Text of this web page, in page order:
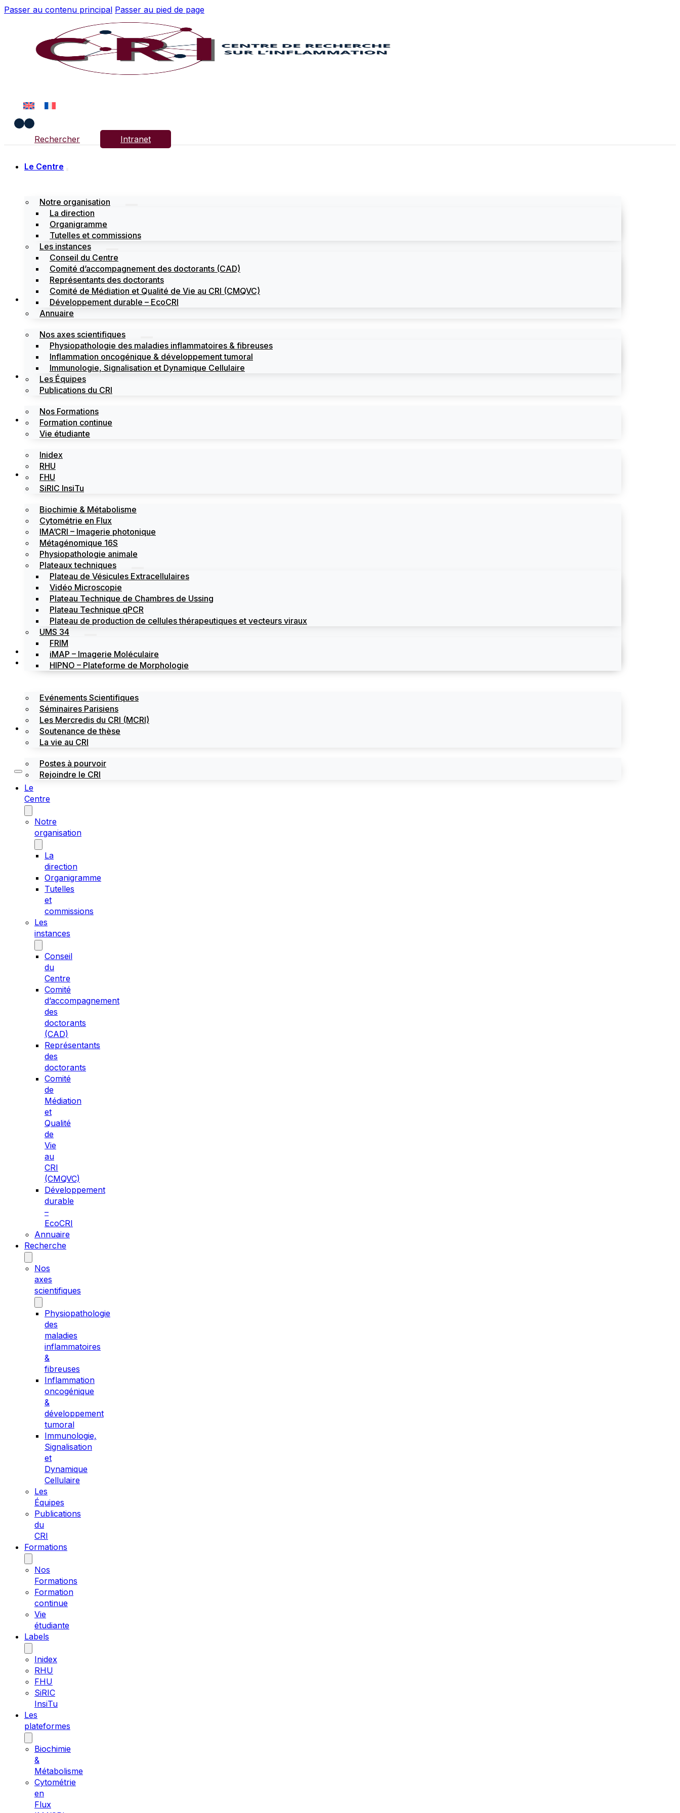
Passer au contenu principal Passer au pied de page
Rechercher Intranet
Le Centre
Notre organisation
La direction
Organigramme
Tutelles et commissions
Les instances
Conseil du Centre
Comité d’accompagnement des doctorants (CAD)
Représentants des doctorants
Comité de Médiation et Qualité de Vie au CRI (CMQVC)
Développement durable – EcoCRI
Annuaire
Recherche
Nos axes scientifiques
Physiopathologie des maladies inflammatoires & fibreuses
Inflammation oncogénique & développement tumoral
Immunologie, Signalisation et Dynamique Cellulaire
Les Équipes
Publications du CRI
Formations
Nos Formations
Formation continue
Vie étudiante
Labels
Inidex
RHU
FHU
SiRIC InsiTu
Les plateformes
Biochimie & Métabolisme
Cytométrie en Flux
IMA’CRI – Imagerie photonique
Métagénomique 16S
Physiopathologie animale
Plateaux techniques
Plateau de Vésicules Extracellulaires
Vidéo Microscopie
Plateau Technique de Chambres de Ussing
Plateau Technique qPCR
Plateau de production de cellules thérapeutiques et vecteurs viraux
UMS 34
FRIM
iMAP – Imagerie Moléculaire
HIPNO – Plateforme de Morphologie
Actualités
Évènements
Evénements Scientifiques
Séminaires Parisiens
Les Mercredis du CRI (MCRI)
Soutenance de thèse
La vie au CRI
Emploi / stages
Postes à pourvoir
Rejoindre le CRI
Le
Centre
Notre
organisation
La
direction
Organigramme
Tutelles
et
commissions
Les
instances
Conseil
du
Centre
Comité
d’accompagnement
des
doctorants
(CAD)
Représentants
des
doctorants
Comité
de
Médiation
et
Qualité
de
Vie
au
CRI
(CMQVC)
Développement
durable
–
EcoCRI
Annuaire
Recherche
Nos
axes
scientifiques
Physiopathologie
des
maladies
inflammatoires
&
fibreuses
Inflammation
oncogénique
&
développement
tumoral
Immunologie,
Signalisation
et
Dynamique
Cellulaire
Les
Équipes
Publications
du
CRI
Formations
Nos
Formations
Formation
continue
Vie
étudiante
Labels
Inidex
RHU
FHU
SiRIC
InsiTu
Les
plateformes
Biochimie
&
Métabolisme
Cytométrie
en
Flux